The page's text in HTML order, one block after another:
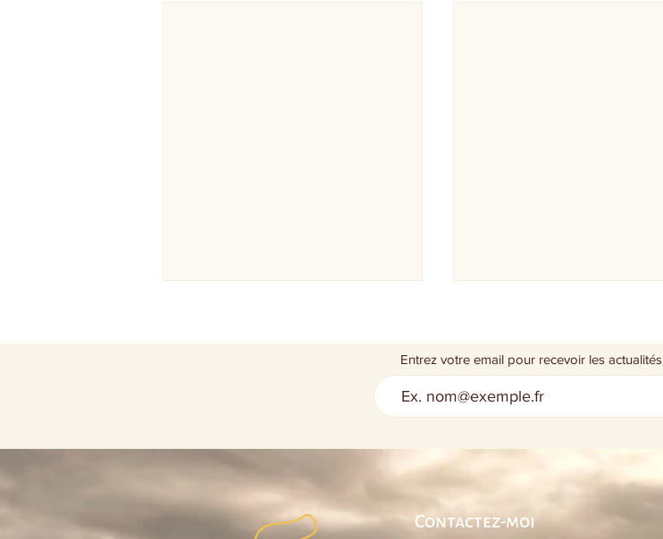
libre avec la Méthode
Feldenkrais™
et équilibre, plasticité
cérébrale...
Entrez votre email pour recevoir les actualités
Contactez-moi